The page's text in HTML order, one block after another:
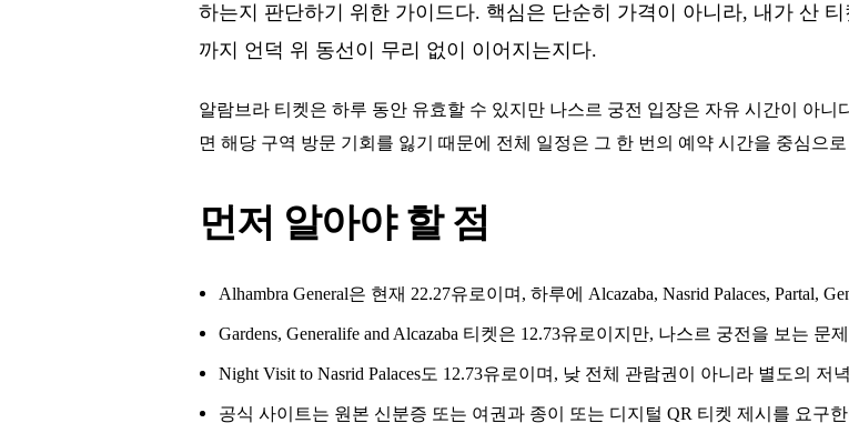
하는지 판단하기 위한 가이드다. 핵심은 단순히 가격이 아니라, 내가 산
까지 언덕 위 동선이 무리 없이 이어지는지다.
알람브라 티켓은 하루 동안 유효할 수 있지만 나스르 궁전 입장은 자유 시간이 아니
면 해당 구역 방문 기회를 잃기 때문에 전체 일정은 그 한 번의 예약 시간을 중심으
먼저 알아야 할 점
Alhambra General은 현재 22.27유로이며, 하루에 Alcazaba, Nasrid Palaces, Partal,
Gardens, Generalife and Alcazaba 티켓은 12.73유로이지만, 나스르 궁전을 보는 문
Night Visit to Nasrid Palaces도 12.73유로이며, 낮 전체 관람권이 아니라 별도의 저
공식 사이트는 원본 신분증 또는 여권과 종이 또는 디지털 QR 티켓 제시를 요구